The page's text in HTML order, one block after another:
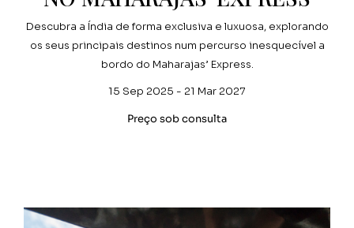
Descubra a Índia de forma exclusiva e luxuosa, explorando
os seus principais destinos num percurso inesquecível a
bordo do Maharajas’ Express.
15 Sep 2025 - 21 Mar 2027
Preço sob consulta